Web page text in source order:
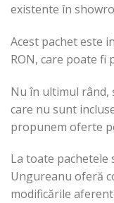
existente în
Acest pachet este
RON, care poate fi
Nu în ultimul rând,
care nu sunt
propunem oferte
La toate pachetele
Ungureanu oferă
modificările